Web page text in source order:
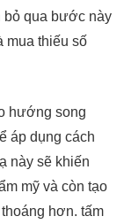
bỏ qua bước này
mua thiếu số
hướng song
áp dụng cách
này sẽ khiến
mỹ và còn tạo
hơn. tấm